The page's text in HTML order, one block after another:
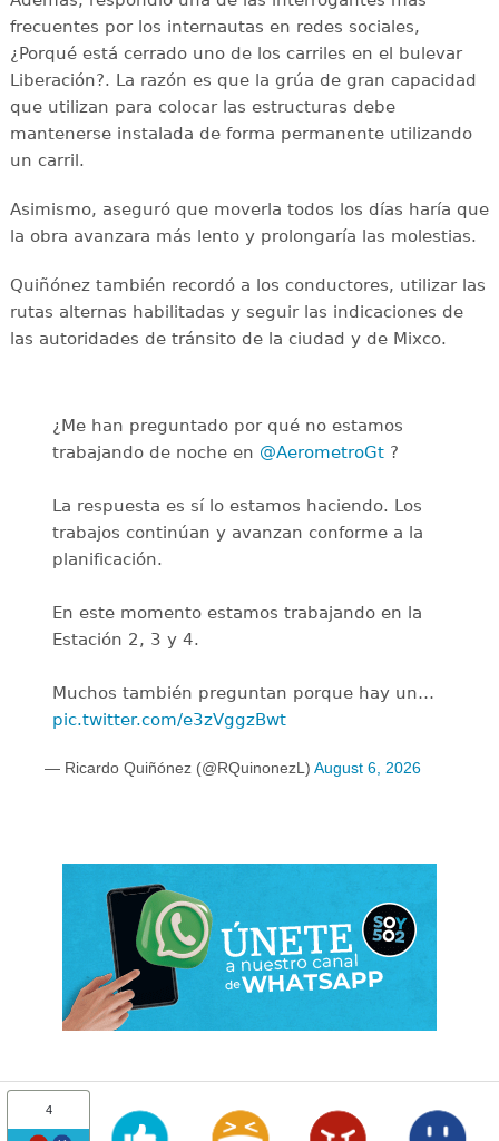
frecuentes por los internautas en redes sociales,
¿Porqué está cerrado uno de los carriles en el bulevar
Liberación?. La razón es que la grúa de gran capacidad
que utilizan para colocar las estructuras debe
mantenerse instalada de forma permanente utilizando
un carril.
Asimismo, aseguró que moverla todos los días haría que
la obra avanzara más lento y prolongaría las molestias.
Quiñónez también recordó a los conductores, utilizar las
rutas alternas habilitadas y seguir las indicaciones de
las autoridades de tránsito de la ciudad y de Mixco.
¿Me han preguntado por qué no estamos
trabajando de noche en @AerometroGt ?
La respuesta es sí lo estamos haciendo. Los
trabajos continúan y avanzan conforme a la
planificación.
En este momento estamos trabajando en la
Estación 2, 3 y 4.
Muchos también preguntan porque hay un…
pic.twitter.com/e3zVggzBwt
— Ricardo Quiñónez (@RQuinonezL) August 6, 2026
4